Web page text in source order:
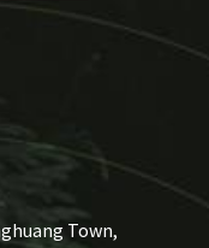
Town,